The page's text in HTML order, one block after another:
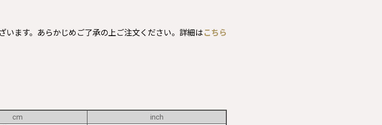
ます。あらかじめご了承の上ご注文ください。詳細は こちら
cm
inch